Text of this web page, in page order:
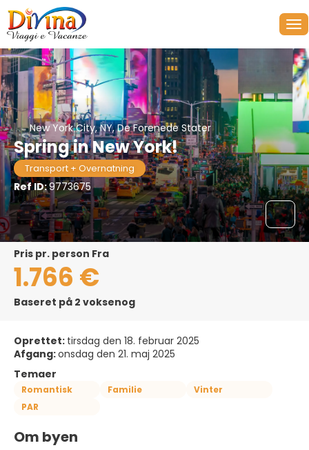
New York City, NY, De Forenede Stater
Spring in New York!
Transport + Overnatning
Ref ID:9773675
pris pr. person Fra
1.766 €
Baseret på 2 voksenog
Oprettet: tirsdag den 18. februar 2025
Afgang:onsdag den 21. maj 2025
Temaer
Romantisk Familie
Vinter
PAR
Om byen